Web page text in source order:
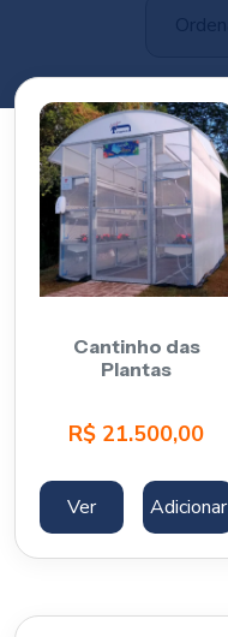
Cantinho das
Plantas
R$ 21.500,00
Ver Adicionar